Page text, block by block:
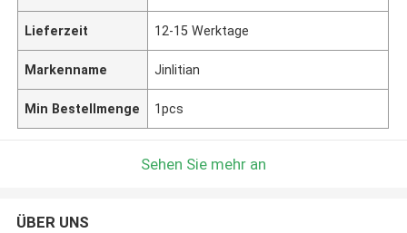
Lieferzeit 12-15 Werktage
Markenname Jinlitian
Min Bestellmenge 1pcs
Sehen Sie mehr an
ÜBER UNS